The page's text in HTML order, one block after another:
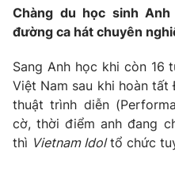
Theo dõi báo trên
Cơ quan báo chí:
Thời báo VTV
Giấy phép hoạt động báo in
cấp ngày 29/12/2023
Tổng Biên tập:Vũ Thanh Thủy
Chàng du học sinh
đường ca hát chuyên
Sang Anh học khi còn 16
Việt Nam sau khi hoàn tất
thuật trình diễn
cờ, thời điểm anh đang
thì Vietnam Idoltổ chức